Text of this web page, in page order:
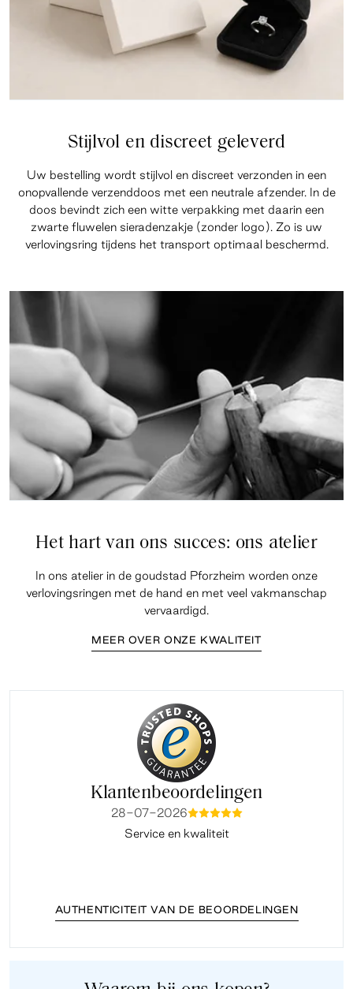
Stijlvol en discreet geleverd
Uw bestelling wordt stijlvol en discreet verzonden in een
onopvallende verzenddoos met een neutrale afzender. In de
doos bevindt zich een witte verpakking met daarin een
zwarte fluwelen sieradenzakje (zonder logo). Zo is uw
verlovingsring tijdens het transport optimaal beschermd.
Het hart van ons succes: ons atelier
In ons atelier in de goudstad Pforzheim worden onze
verlovingsringen met de hand en met veel vakmanschap
vervaardigd.
MEER OVER ONZE KWALITEIT
Klantenbeoordelingen
28-07-2026mmmmm
Service en kwaliteit
AUTHENTICITEIT VAN DE BEOORDELINGEN